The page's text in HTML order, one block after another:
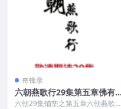
奇锋录
六朝燕歌行29集第五章佛有
三身为唐朝篇结局铺垫
六朝29集铺垫之第五章六朝燕歌行